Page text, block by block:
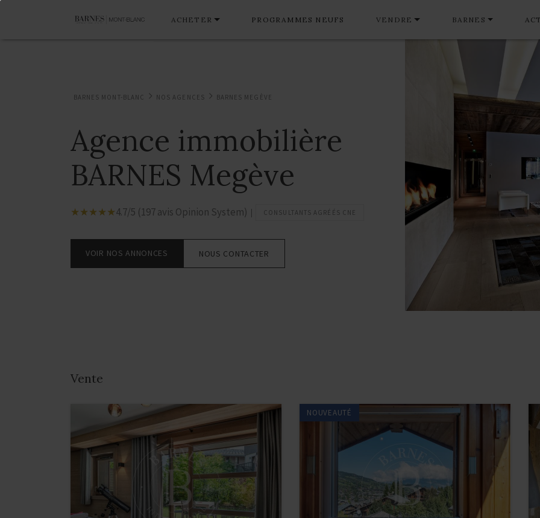
ACHETER PROGRAMMES NEUFS VENDRE BARNES
BARNES MONT-BLANC NOS AGENCES BARNES MEGÈVE
Agence immobilière
BARNES Megève
☆☆☆☆☆
★★★★★4.7/5 (197 avis Opinion System) | CONSULTANTS AGRÉÉS CNE
VOIR NOS ANNONCES NOUS CONTACTER
Vente
NOUVEAUTÉ